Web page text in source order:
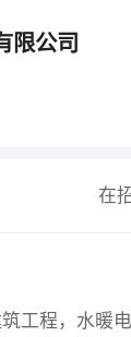
限公司
在
工程，水暖